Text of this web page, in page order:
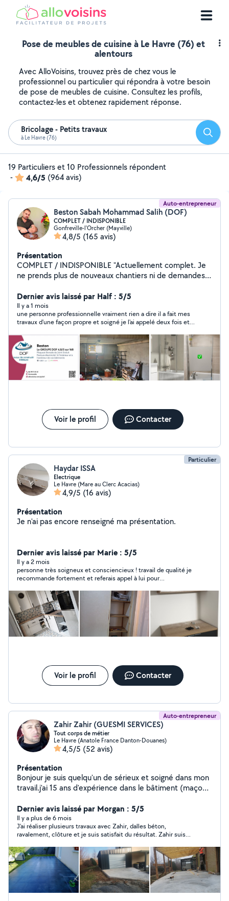
Pose de meubles de cuisine à Le Havre (76) et
alentours
Avec AlloVoisins, trouvez près de chez vous le
professionnel ou particulier qui répondra à votre besoin
de pose de meubles de cuisine. Consultez les profils,
contactez-les et obtenez rapidement réponse.
Bricolage - Petits travaux
à Le Havre (76)
19 Particuliers et 10 Professionnels répondent
-
4,6/5 (964 avis)
Auto-entrepreneur
Beston Sabah Mohammad Salih (DOF)
COMPLET / INDISPONIBLE
Gonfreville-l'Orcher (Mayville)
4,8/5 (165 avis)
Présentation
COMPLET / INDISPONIBLE "Actuellement complet. Je
ne prends plus de nouveaux chantiers ni de demandes
Dernier avis laissé par Half : 5/5
Il y a 1 mois
une personne professionnelle vraiment rien a dire il a fait mes
travaux d'une façon propre et soigné je l'ai appelé deux fois et
papier peint
Voir le profil Contacter
Particulier
Haydar ISSA
Electrique
Le Havre (Mare au Clerc Acacias)
4,9/5 (16 avis)
Présentation
Je n'ai pas encore renseigné ma présentation.
Dernier avis laissé par Marie : 5/5
Il y a 2 mois
personne très soigneux et consciencieux ! travail de qualité je
recommande fortement et referais appel à lui pour
Voir le profil Contacter
Auto-entrepreneur
Zahir Zahir (GUESMI SERVICES)
Tout corps de métier
Le Havre (Anatole France Danton-Douanes)
4,5/5 (52 avis)
Présentation
Bonjour je suis quelqu'un de sérieux et soigné dans mon
travail.j'ai 15 ans d'expérience dans le bâtiment (maçon
toiture, plomberie, montage de meubles, peinture,
placoplâtre , étanchéité, terrasse.
Dernier avis laissé par Morgan : 5/5
Il y a plus de 6 mois
J'ai réaliser plusieurs travaux avec Zahir, dalles béton,
ravalement, clôture et je suis satisfait du résultat. Zahir suis
des solutions qui correspondent a votre budget. Très bonne
expérience.